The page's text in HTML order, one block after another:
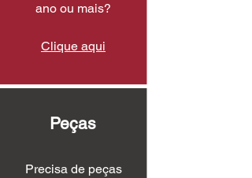
ano ou mais?
Clique aqui
Peças
Precisa de peças